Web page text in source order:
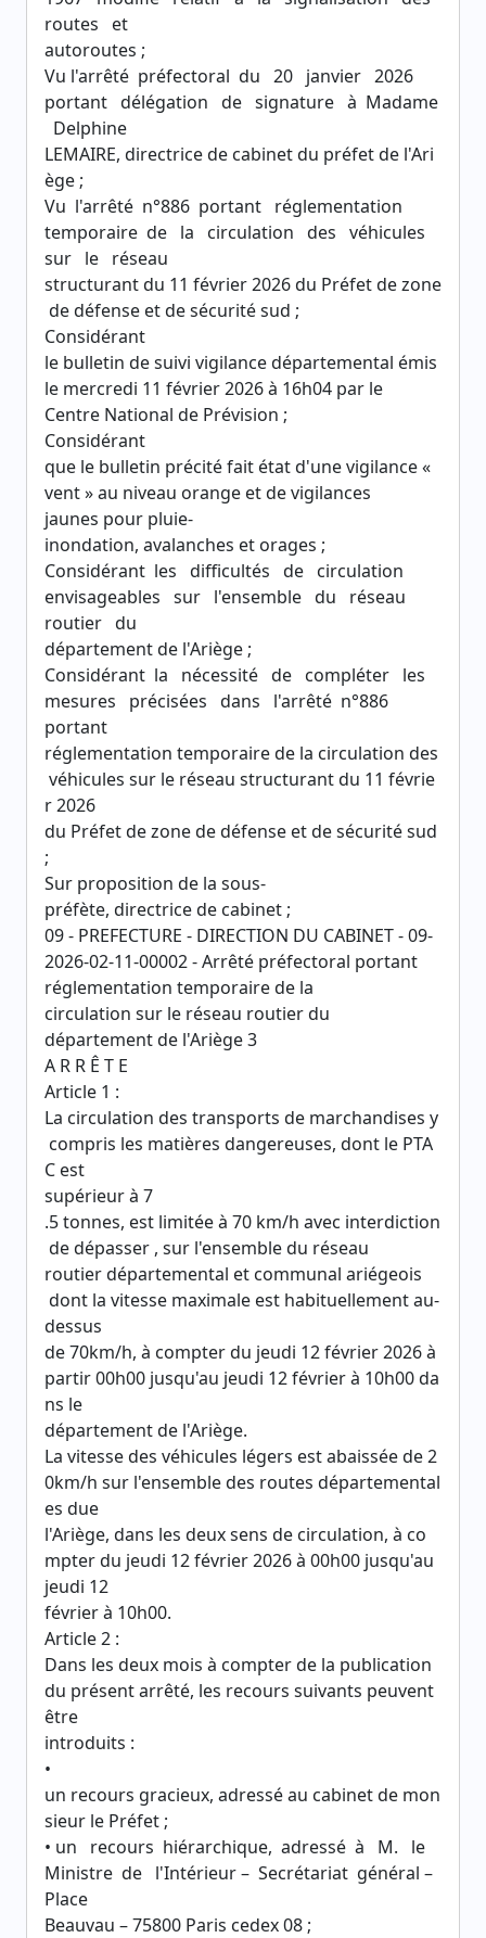
routes et
autoroutes ;
Vu l'arrêté préfectoral du 20 janvier 2026
portant délégation de signature à Madame
Delphine
LEMAIRE, directrice de cabinet du préfet de l'Ari
ège ;
Vu l'arrêté n°886 portant réglementation
temporaire de la circulation des véhicules
sur le réseau
structurant du 11 février 2026 du Préfet de zone
de défense et de sécurité sud ;
Considérant
le bulletin de suivi vigilance départemental émis
le mercredi 11 février 2026 à 16h04 par le
Centre National de Prévision ;
Considérant
que le bulletin précité fait état d'une vigilance «
vent » au niveau orange et de vigilances
jaunes pour pluie-
inondation, avalanches et orages ;
Considérant les difficultés de circulation
envisageables sur l'ensemble du réseau
routier du
département de l'Ariège ;
Considérant la nécessité de compléter les
mesures précisées dans l'arrêté n°886
portant
réglementation temporaire de la circulation des
véhicules sur le réseau structurant du 11 févrie
r 2026
du Préfet de zone de défense et de sécurité sud
;
Sur proposition de la sous-
préfète, directrice de cabinet ;
09 - PREFECTURE - DIRECTION DU CABINET - 09-
2026-02-11-00002 - Arrêté préfectoral portant
réglementation temporaire de la
circulation sur le réseau routier du
département de l'Ariège 3
A R R Ê T E
Article 1 :
La circulation des transports de marchandises y
compris les matières dangereuses, dont le PTA
C est
supérieur à 7
.5 tonnes, est limitée à 70 km/h avec interdiction
de dépasser , sur l'ensemble du réseau
routier départemental et communal ariégeois
dont la vitesse maximale est habituellement au-
dessus
de 70km/h, à compter du jeudi 12 février 2026 à
partir 00h00 jusqu'au jeudi 12 février à 10h00 da
ns le
département de l'Ariège.
La vitesse des véhicules légers est abaissée de 2
0km/h sur l'ensemble des routes départemental
es due
l'Ariège, dans les deux sens de circulation, à co
mpter du jeudi 12 février 2026 à 00h00 jusqu'au
jeudi 12
février à 10h00.
Article 2 :
Dans les deux mois à compter de la publication
du présent arrêté, les recours suivants peuvent
être
introduits :
•
un recours gracieux, adressé au cabinet de mon
sieur le Préfet ;
• un recours hiérarchique, adressé à M. le
Ministre de l'Intérieur – Secrétariat général –
Place
Beauvau – 75800 Paris cedex 08 ;